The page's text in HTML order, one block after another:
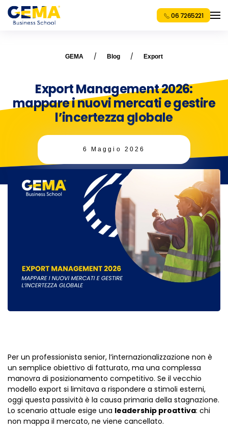
06 7265221
GEMA Blog Export
Export Management 2026:
mappare i nuovi mercati e gestire
l’incertezza globale
6 Maggio 2026
Per un professionista senior, l’internazionalizzazione non è
un semplice obiettivo di fatturato, ma una complessa
manovra di posizionamento competitivo. Se il vecchio
modello export si limitava a rispondere a stimoli esterni,
oggi questa passività è la causa primaria della stagnazione.
Lo scenario attuale esige una leadership proattiva: chi
non mappa il mercato, ne viene cancellato.